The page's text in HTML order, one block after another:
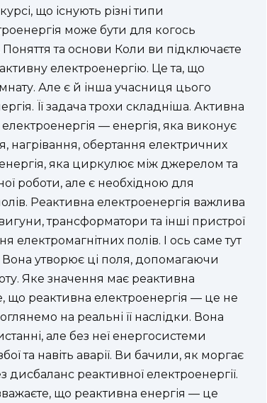
що існують різні типи
може бути для когось
та основи Коли ви підключаєте
електроенергію. Це та, що
Але є й інша учасниця цього
Її задача трохи складніша. Активна
— енергія, яка виконує
нагрівання, обертання електричних
яка циркулює між джерелом та
роботи, але є необхідною для
Реактивна електроенергія важлива
трансформатори та інші пристрої
полів. І ось саме тут
утворює ці поля, допомагаючи
Яке значення має реактивна
що реактивна електроенергія — це не
на реальні її наслідки. Вона
але без неї енергосистеми
та навіть аварії. Ви бачили, як моргає
дисбаланс реактивної електроенергії.
що реактивна енергія — це